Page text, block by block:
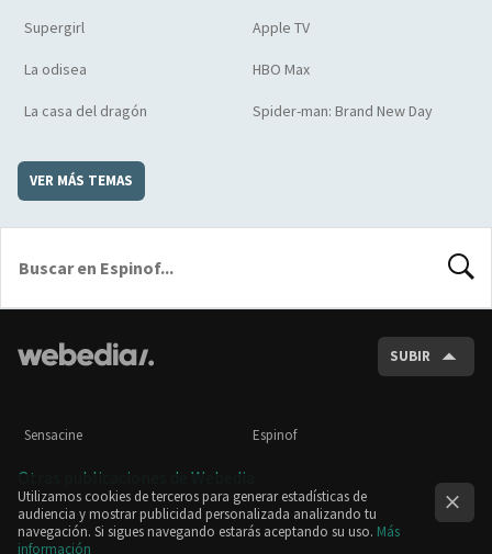
Supergirl Apple TV
La odisea HBO Max
La casa del dragón Spider-man: Brand New Day
VER MÁS TEMAS
SUBIR
Sensacine Espinof
Otras publicaciones de Webedia
Utilizamos cookies de terceros para generar estadísticas de
audiencia y mostrar publicidad personalizada analizando tu
navegación. Si sigues navegando estarás aceptando su uso. Más
información